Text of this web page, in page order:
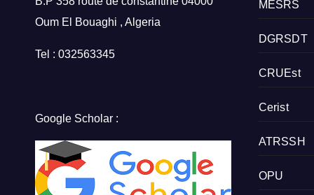
Oum El Bouaghi , Algeria
Tel : 032563345
Google Scholar :
MESRS
DGRSDT
CRUEst
Cerist
ATRSSH
OPU